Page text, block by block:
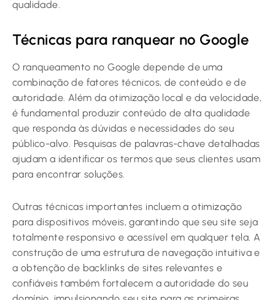
qualidade.
Técnicas para ranquear no Google
O ranqueamento no Google depende de uma
combinação de fatores técnicos, de conteúdo e de
autoridade. Além da otimização local e da velocidade,
é fundamental produzir conteúdo de alta qualidade
que responda às dúvidas e necessidades do seu
público-alvo. Pesquisas de palavras-chave detalhadas
ajudam a identificar os termos que seus clientes usam
para encontrar soluções.
Outras técnicas importantes incluem a otimização
para dispositivos móveis, garantindo que seu site seja
totalmente responsivo e acessível em qualquer tela. A
construção de uma estrutura de navegação intuitiva e
a obtenção de backlinks de sites relevantes e
confiáveis também fortalecem a autoridade do seu